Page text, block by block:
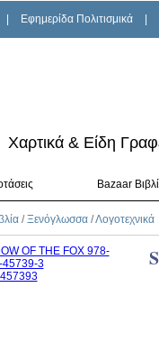
Εφημερίδα Πολιτισμικά
Χαρτικά & Είδη
Bazaar
/Ξενόγλωσσα /Λογοτεχνικά